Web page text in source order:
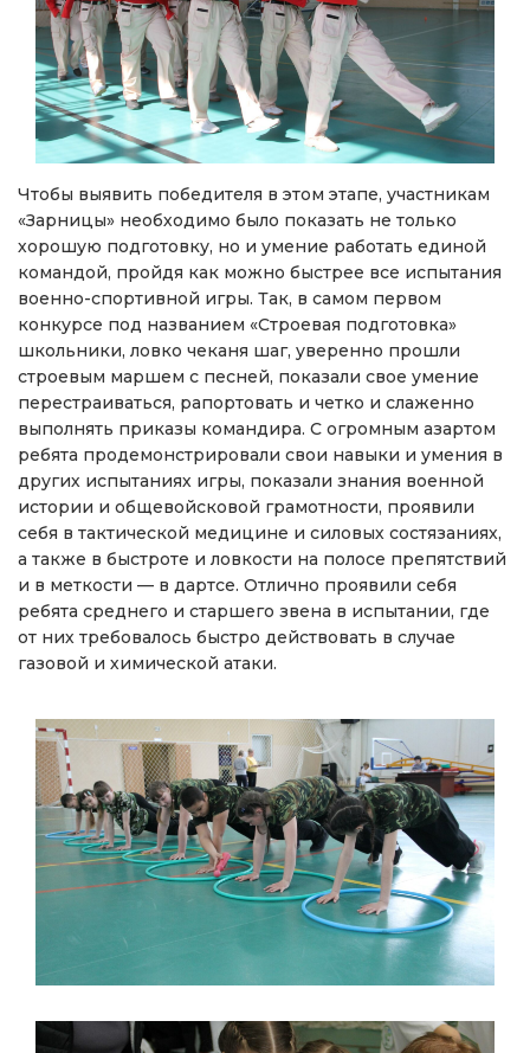
Чтобы выявить победителя в этом этапе, участникам
«Зарницы» необходимо было показать не только
хорошую подготовку, но и умение работать единой
командой, пройдя как можно быстрее все испытания
военно-спортивной игры. Так, в самом первом
конкурсе под названием «Строевая подготовка»
школьники, ловко чеканя шаг, уверенно прошли
строевым маршем с песней, показали свое умение
перестраиваться, рапортовать и четко и слаженно
выполнять приказы командира. С огромным азартом
ребята продемонстрировали свои навыки и умения в
других испытаниях игры, показали знания военной
истории и общевойсковой грамотности, проявили
себя в тактической медицине и силовых состязаниях,
а также в быстроте и ловкости на полосе препятствий
и в меткости — в дартсе. Отлично проявили себя
ребята среднего и старшего звена в испытании, где
от них требовалось быстро действовать в случае
газовой и химической атаки.